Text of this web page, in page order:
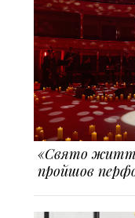
«Свято
пройшов